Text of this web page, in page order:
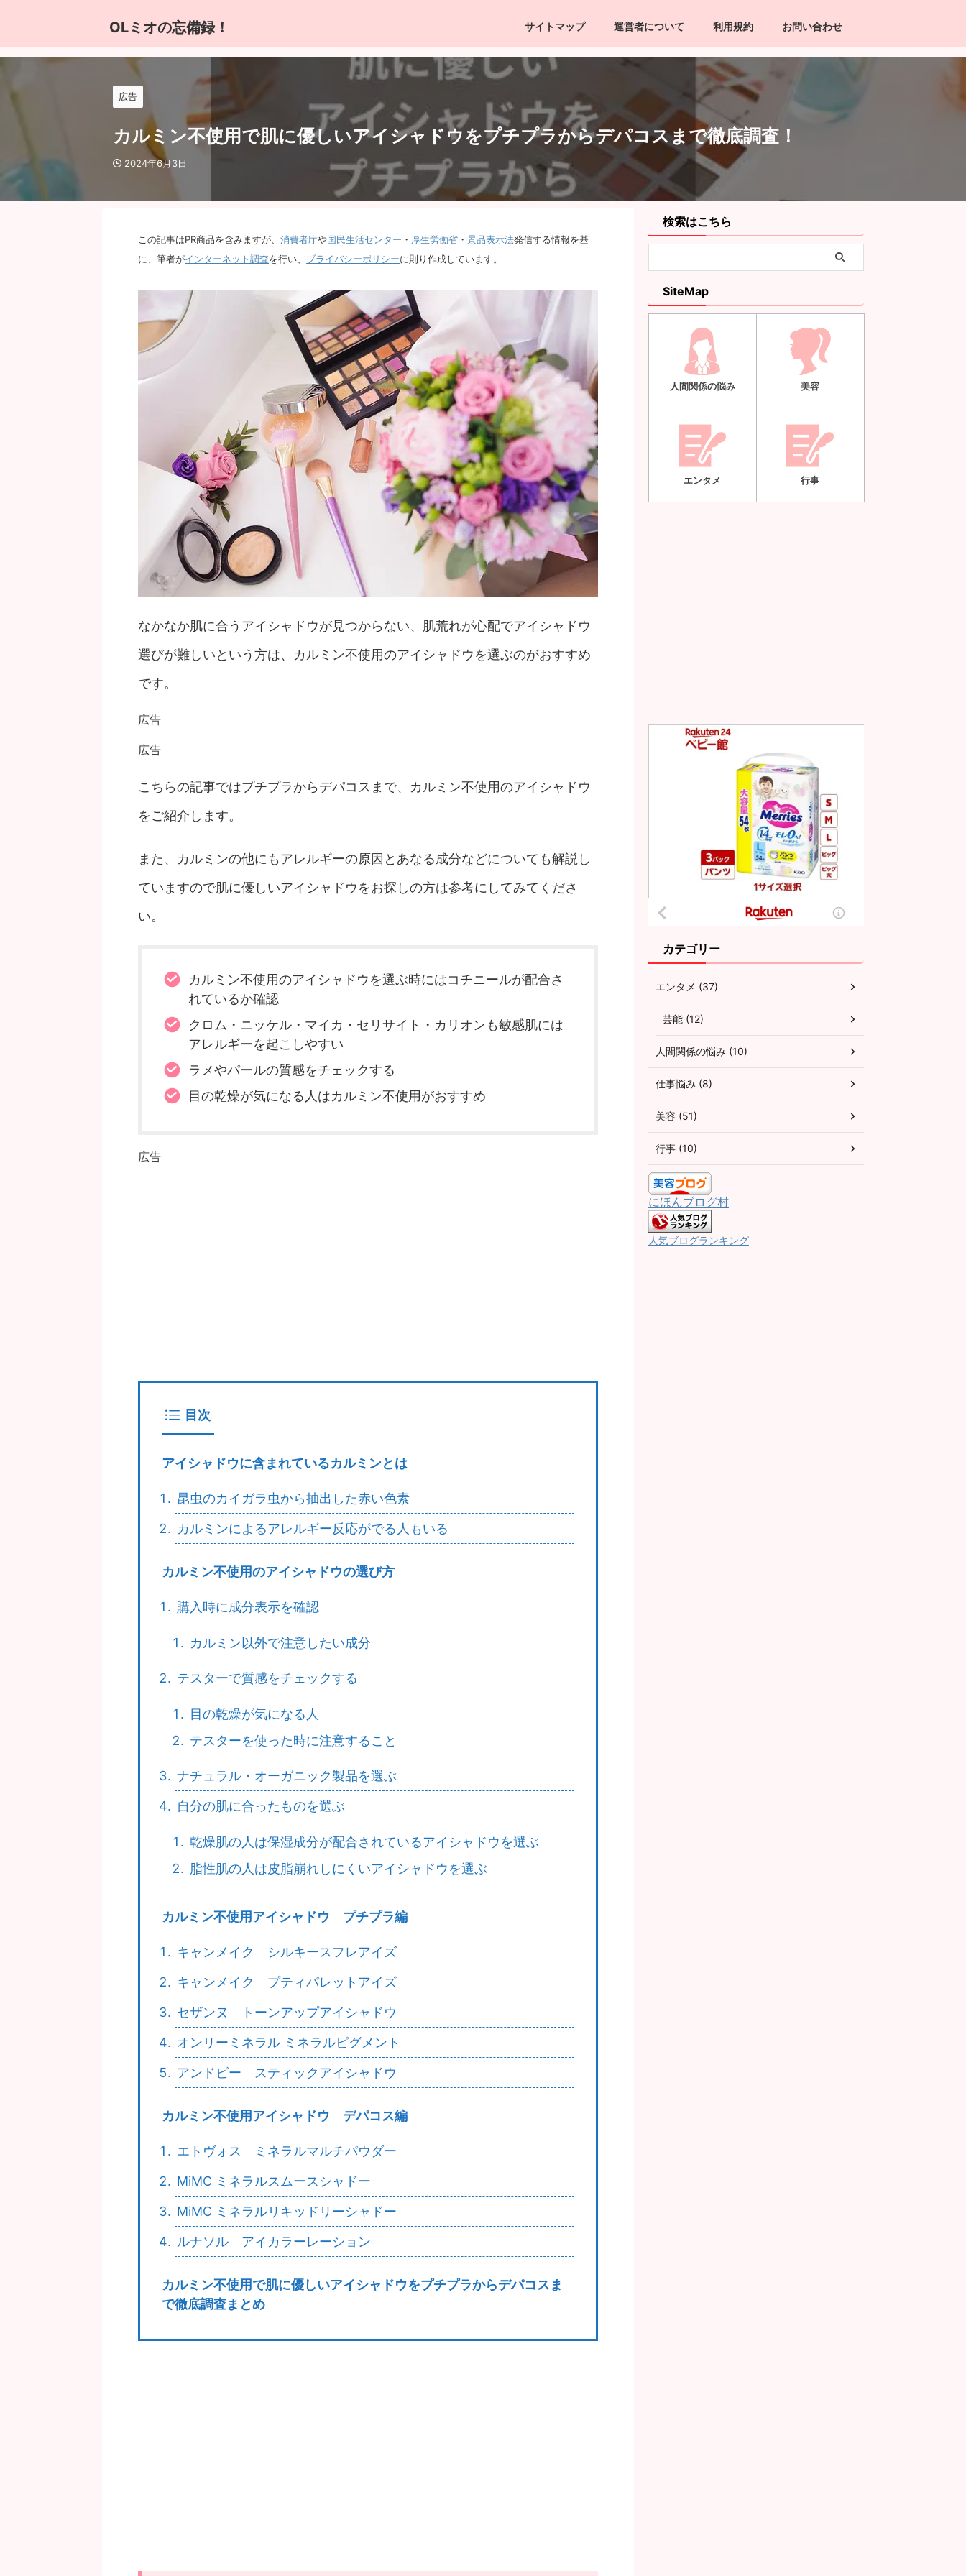
OLミオの忘備録！ サイトマップ 運営者について 利用規約 お問い合わせ
広告
カルミン不使用で肌に優しいアイシャドウをプチプラからデパコスまで徹底調査！
2024年6月3日
この記事はPR商品を含みますが、 消費者庁や国民生活センター ・ 厚生労働省 ・ 景品表示法発信する情報を基
に、筆者がインターネット調査を行い、 ブライバシーポリシーに則り作成しています。
なかなか肌に合うアイシャドウが見つからない、肌荒れが心配でアイシャドウ
選びが難しいという方は、カルミン不使用のアイシャドウを選ぶのがおすすめ
です。
広告
広告
こちらの記事ではプチプラからデパコスまで、カルミン不使用のアイシャドウ
をご紹介します。
また、カルミンの他にもアレルギーの原因とあなる成分などについても解説し
ていますので肌に優しいアイシャドウをお探しの方は参考にしてみてくださ
い。
カルミン不使用のアイシャドウを選ぶ時にはコチニールが配合さ
れているか確認
クロム・ニッケル・マイカ・セリサイト・カリオンも敏感肌には
アレルギーを起こしやすい
ラメやパールの質感をチェックする
目の乾燥が気になる人はカルミン不使用がおすすめ
広告
目次
アイシャドウに含まれているカルミンとは
昆虫のカイガラ虫から抽出した赤い色素
カルミンによるアレルギー反応がでる人もいる
カルミン不使用のアイシャドウの選び方
購入時に成分表示を確認
カルミン以外で注意したい成分
テスターで質感をチェックする
目の乾燥が気になる人
テスターを使った時に注意すること
ナチュラル・オーガニック製品を選ぶ
自分の肌に合ったものを選ぶ
乾燥肌の人は保湿成分が配合されているアイシャドウを選ぶ
脂性肌の人は皮脂崩れしにくいアイシャドウを選ぶ
カルミン不使用アイシャドウ プチプラ編
キャンメイク シルキースフレアイズ
キャンメイク プティパレットアイズ
セザンヌ トーンアップアイシャドウ
オンリーミネラル ミネラルピグメント
アンドビー スティックアイシャドウ
カルミン不使用アイシャドウ デパコス編
エトヴォス ミネラルマルチパウダー
MiMC ミネラルスムースシャドー
MiMC ミネラルリキッドリーシャドー
ルナソル アイカラーレーション
カルミン不使用で肌に優しいアイシャドウをプチプラからデパコスま
で徹底調査まとめ
検索はこちら
SiteMap
人間関係の悩み 美容
エンタメ 行事
カテゴリー
エンタメ (37)
芸能 (12)
人間関係の悩み (10)
仕事悩み (8)
美容 (51)
行事 (10)
にほんブログ村
人気ブログランキング